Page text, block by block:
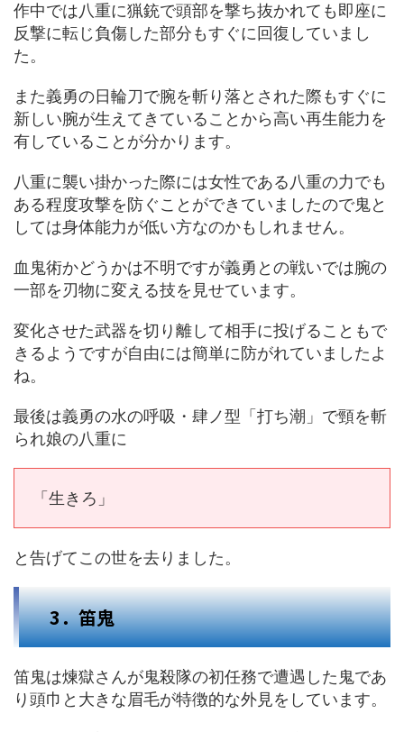
作中では八重に猟銃で頭部を撃ち抜かれても即座に
反撃に転じ負傷した部分もすぐに回復していまし
た。
また義勇の日輪刀で腕を斬り落とされた際もすぐに
新しい腕が生えてきていることから高い再生能力を
有していることが分かります。
八重に襲い掛かった際には女性である八重の力でも
ある程度攻撃を防ぐことができていましたので鬼と
しては身体能力が低い方なのかもしれません。
血鬼術かどうかは不明ですが義勇との戦いでは腕の
一部を刃物に変える技を見せています。
変化させた武器を切り離して相手に投げることもで
きるようですが自由には簡単に防がれていましたよ
ね。
最後は義勇の水の呼吸・肆ノ型「打ち潮」で頸を斬
られ娘の八重に
「生きろ」
と告げてこの世を去りました。
3．笛鬼
笛鬼は煉獄さんが鬼殺隊の初任務で遭遇した鬼であ
り頭巾と大きな眉毛が特徴的な外見をしています。